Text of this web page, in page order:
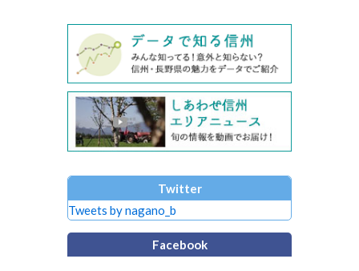
Twitter
Tweets by nagano_b
Facebook